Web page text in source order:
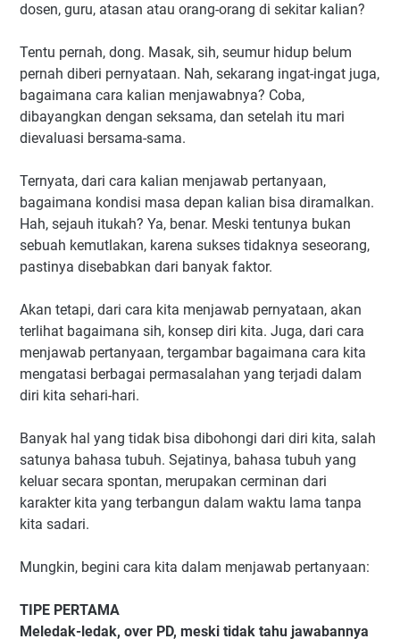
dosen, guru, atasan atau orang-orang di sekitar kalian?
Tentu pernah, dong. Masak, sih, seumur hidup belum
pernah diberi pernyataan. Nah, sekarang ingat-ingat juga,
bagaimana cara kalian menjawabnya? Coba,
dibayangkan dengan seksama, dan setelah itu mari
dievaluasi bersama-sama.
Ternyata, dari cara kalian menjawab pertanyaan,
bagaimana kondisi masa depan kalian bisa diramalkan.
Hah, sejauh itukah? Ya, benar. Meski tentunya bukan
sebuah kemutlakan, karena sukses tidaknya seseorang,
pastinya disebabkan dari banyak faktor.
Akan tetapi, dari cara kita menjawab pernyataan, akan
terlihat bagaimana sih, konsep diri kita. Juga, dari cara
menjawab pertanyaan, tergambar bagaimana cara kita
mengatasi berbagai permasalahan yang terjadi dalam
diri kita sehari-hari.
Banyak hal yang tidak bisa dibohongi dari diri kita, salah
satunya bahasa tubuh. Sejatinya, bahasa tubuh yang
keluar secara spontan, merupakan cerminan dari
karakter kita yang terbangun dalam waktu lama tanpa
kita sadari.
Mungkin, begini cara kita dalam menjawab pertanyaan:
TIPE PERTAMA
Meledak-ledak, over PD, meski tidak tahu jawabannya